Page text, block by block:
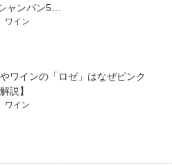
ャンパン5…
ワイン
ワインの「ロゼ」はなぜピンク
説】
ワイン